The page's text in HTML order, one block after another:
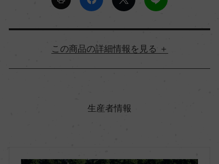
詳細情報
生産者情報